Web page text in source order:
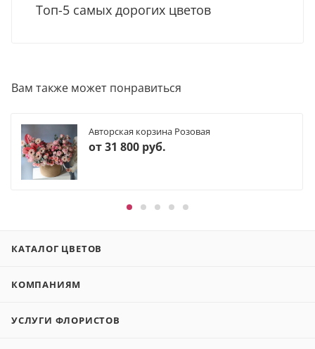
Топ-5 самых дорогих цветов
Вам также может понравиться
Авторская корзина Розовая
от31 800 руб.
КАТАЛОГ ЦВЕТОВ
КОМПАНИЯМ
УСЛУГИ ФЛОРИСТОВ